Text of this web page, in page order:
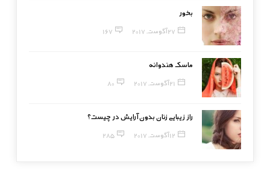
بخور
27 آگوست, 2017 167
ماسک هندوانه
21 آگوست, 2017 80
راز زیبایی زنان بدون آرایش در چیست؟
12 آگوست, 2017 285